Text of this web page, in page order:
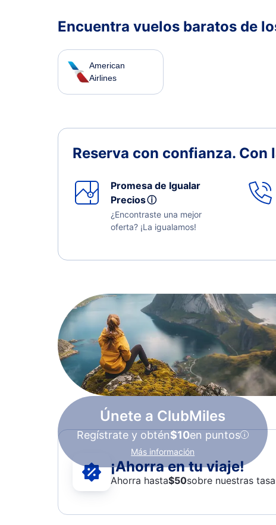
Encuentra vuelos baratos de
American
Airlines
Reserva con confianza. Con
Promesa de Igualar
Preciosⓘ
¿Encontraste una mejor
oferta? ¡La igualamos!
Únete a ClubMiles
Regístrate y obtén$10en puntos
Más información
¡Ahorra en tu viaje!
Ahorra hasta$50sobre nuestras